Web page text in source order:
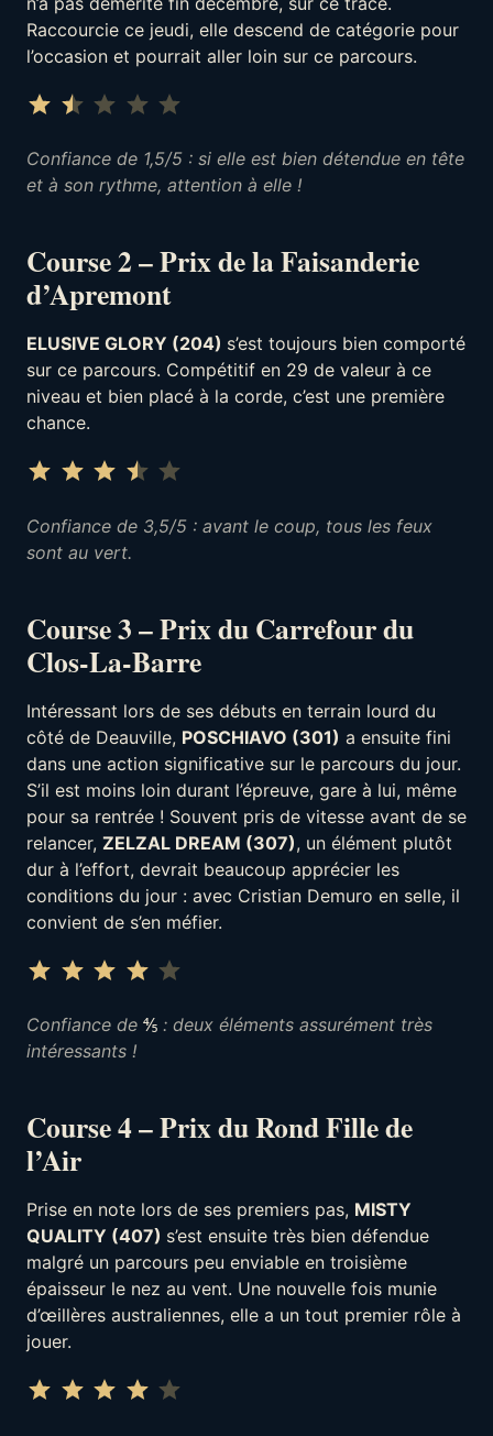
Raccourcie ce jeudi, elle descend de catégorie pour
l’occasion et pourrait aller loin sur ce parcours.
⭐⭐
Confiance de 1,5/5 : si elle est bien détendue en tête
et à son rythme, attention à elle !
Course 2 – Prix de la Faisanderie
d’Apremont
ELUSIVE GLORY (204) s’est toujours bien comporté
sur ce parcours. Compétitif en 29 de valeur à ce
niveau et bien placé à la corde, c’est une première
chance.
⭐⭐ ⭐⭐
Confiance de 3,5/5 : avant le coup, tous les feux
sont au vert.
Course 3 – Prix du Carrefour du
Clos-La-Barre
Intéressant lors de ses débuts en terrain lourd du
côté de Deauville, POSCHIAVO (301) a ensuite fini
dans une action significative sur le parcours du jour.
S’il est moins loin durant l’épreuve, gare à lui, même
pour sa rentrée ! Souvent pris de vitesse avant de se
relancer, ZELZAL DREAM (307), un élément plutôt
dur à l’effort, devrait beaucoup apprécier les
conditions du jour : avec Cristian Demuro en selle, il
convient de s’en méfier.
⭐⭐ ⭐⭐
Confiance de ⅘ : deux éléments assurément très
intéressants !
Course 4 – Prix du Rond Fille de
l’Air
Prise en note lors de ses premiers pas, MISTY
QUALITY (407) s’est ensuite très bien défendue
malgré un parcours peu enviable en troisième
épaisseur le nez au vent. Une nouvelle fois munie
d’œillères australiennes, elle a un tout premier rôle à
jouer.
⭐⭐ ⭐⭐